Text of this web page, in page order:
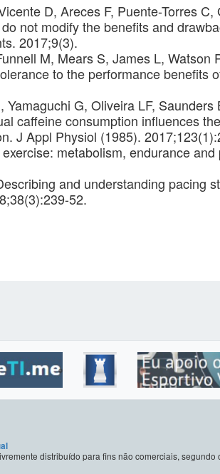
D, Areces F, Puente-Torres
not modify the benefits and
2017;9(3).
M, Mears S, James L, Watson
to the performance benefits
G, Oliveira LF, Saunders
caffeine consumption influences
J Appl Physiol (1985).
metabolism, endurance
and understanding pacing
52.
distribuído para fins não comerciais,